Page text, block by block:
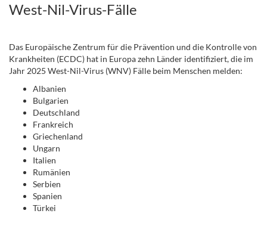
West-Nil-Virus-Fälle
Das Europäische Zentrum für die Prävention und die Kontrolle von
Krankheiten (ECDC) hat in Europa zehn Länder identifiziert, die im
Jahr 2025 West-Nil-Virus (WNV) Fälle beim Menschen melden:
Albanien
Bulgarien
Deutschland
Frankreich
Griechenland
Ungarn
Italien
Rumänien
Serbien
Spanien
Türkei